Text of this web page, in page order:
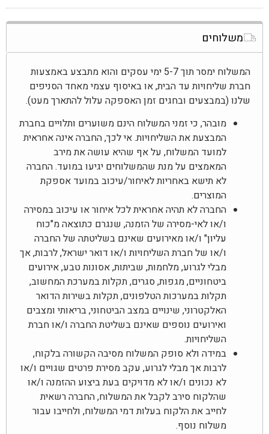
משלוחים
המשלוח ימסר תוך 5-7 ימי עסקים והוא מתבצע באמצעות
חברת שליחויות עד הבית, או באיסוף עצמי מאחד הסניפים
שלנו (במבצעים ובחגים זמן האספקה עלול להתארך מעט).
מובהר, כי זמני המשלוח הינם משוערים ותלויים בחברת
המבצעת את השליחויות. אי לכך, החברה אינה אחראית
למועד המשלוח, על אף שהיא עושה את מירב
המאמצים על מנת שהמשלוחים יגיעו במועד. החברה
לא תישא באחריות לאיחור/עיכוב במועד אספקת
המוצרים.
החברה לא תהיה אחראית לכל איחור או עיכוב במסירה
ו/או לאי-מסירה של הזמנה, שנגרם כתוצאה מ"כוח
עליון" ו/או מאירועים שאינם בשליטתה של החברה
ו/או של חברת השליחויות ו/או דואר ישראל, לרבות, אך
מבלי לגרוע, מלחמות, שביתות, אסונות טבע, אירועים
ביטחוניים, מגפות, סגרים, תקלות במערכת המחשוב,
תקלות במערכות הטלפונים, תקלות בשירות הדואר
האלקטרוני, שינויים במצב הביטחוני, בריאותי ומצבים
ואירועים נוספים שאינם בשליטת החברה ו/או חברת
השליחויות.
במידה ולא סופק המשלוח מסיבה הקשורה בלקוח,
לרבות אך מבלי לגרוע, עקב מסירת פרטים שגויים ו/או
לא נכונים ו/או לא מדויקים בעת ביצוע ההזמנה ו/או
שהלקוח סירב לקבל את המשלוח, החברה רשאית
לחייב את הלקוח בעלות דמי המשלוח, ולחייבו עבור
משלוח נוסף.